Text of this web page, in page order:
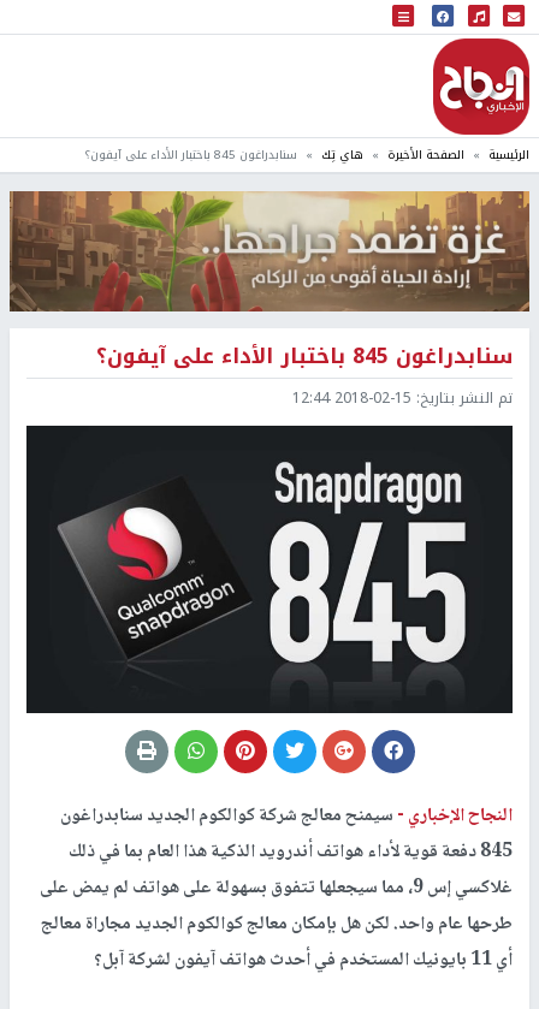
البث المباشر
إذاعة النجاح
الرئيسية الصفحة الأخيرة هاي تِك سنابدراغون 845 باختبار الأداء على آيفون؟
سنابدراغون 845 باختبار الأداء على آيفون؟
تم النشر بتاريخ: 2018-02-15 12:44
النجاح الإخباري -سيمنح معالج شركة كوالكوم الجديد سنابدراغون
845 دفعة قوية لأداء هواتف أندرويد الذكية هذا العام بما في ذلك
غلاكسي إس 9، مما سيجعلها تتفوق بسهولة على هواتف لم يمض على
طرحها عام واحد. لكن هل بإمكان معالج كوالكوم الجديد مجاراة معالج
أي 11 بايونيك المستخدم في أحدث هواتف آيفون لشركة آبل؟